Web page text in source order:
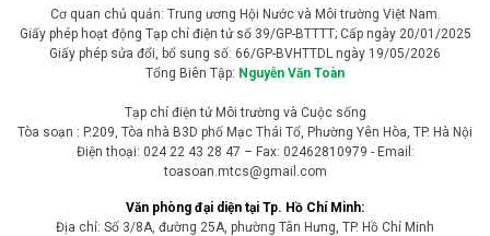
Cơ quan chủ quản: Trung ương Hội Nước và Môi trường Việt Nam.
Giấy phép hoạt động Tạp chí điện tử số 39/GP-BTTTT; Cấp ngày 20/01/2025
Giấy phép sửa đổi, bổ sung số: 66/GP-BVHTTDL ngày 19/05/2026
Tổng Biên Tập: Nguyễn Văn Toàn
Tạp chí điện tử Môi trường và Cuộc sống
Tòa soạn : P.209, Tòa nhà B3D phố Mạc Thái Tổ, Phường Yên Hòa, TP. Hà Nội
Điện thoại: 024 22 43 28 47 – Fax: 02462810979 - Email:
toasoan.mtcs@gmail.com
Văn phòng đại diện tại Tp. Hồ Chí Minh:
Địa chỉ: Số 3/8A, đường 25A, phường Tân Hưng, TP. Hồ Chí Minh